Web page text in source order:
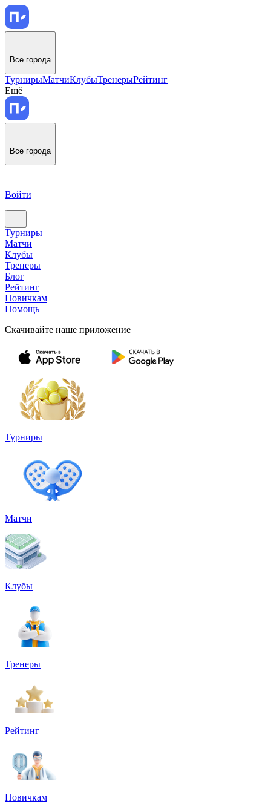
Все города
ТурнирыМатчиКлубыТренерыРейтинг
Ещё
Все города
Войти
Турниры
Матчи
Клубы
Тренеры
Блог
Рейтинг
Новичкам
Помощь
Скачивайте наше приложение
Турниры
Матчи
Клубы
Тренеры
Рейтинг
Новичкам